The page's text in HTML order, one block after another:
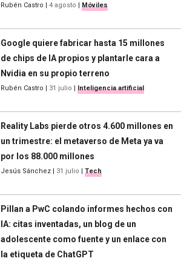
Rubén Castro | 4 agosto | Móviles
Google quiere fabricar hasta 15 millones
de chips de IA propios y plantarle cara a
Nvidia en su propio terreno
Rubén Castro | 31 julio | Inteligencia artificial
Reality Labs pierde otros 4.600 millones en
un trimestre: el metaverso de Meta ya va
por los 88.000 millones
Jesús Sánchez | 31 julio | Tech
Pillan a PwC colando informes hechos con
IA: citas inventadas, un blog de un
adolescente como fuente y un enlace con
la etiqueta de ChatGPT